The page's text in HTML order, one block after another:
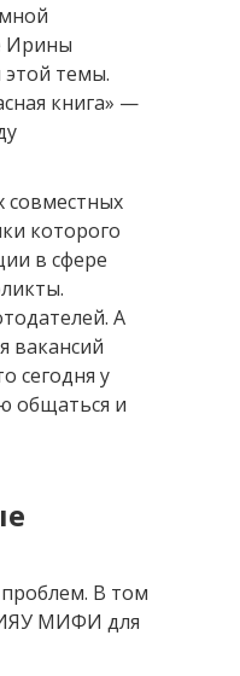
Ирины
этой темы.
книга» —
совместных
которого
в сфере
А
вакансий
сегодня у
общаться и
В том
МИФИ для